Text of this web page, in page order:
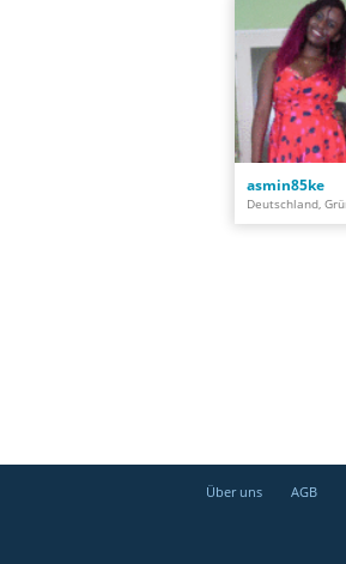
asmin85ke
Über uns AGB